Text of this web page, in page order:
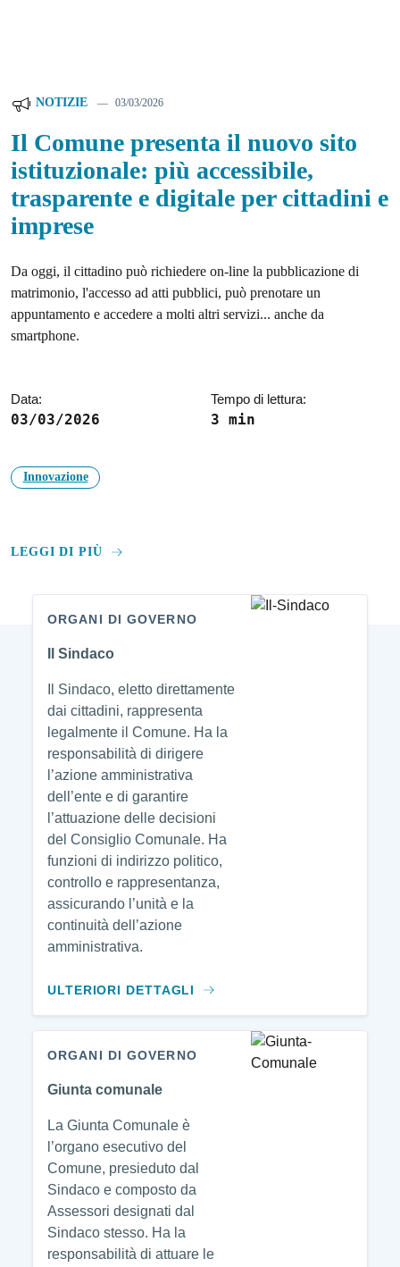
NOTIZIE 03/03/2026
Il Comune presenta il nuovo sito
istituzionale: più accessibile,
trasparente e digitale per cittadini e
imprese
Da oggi, il cittadino può richiedere on-line la pubblicazione di
matrimonio, l'accesso ad atti pubblici, può prenotare un
appuntamento e accedere a molti altri servizi... anche da
smartphone.
Data:
03/03/2026
Tempo di lettura:
3 min
Innovazione
LEGGI DI PIÙ
Amministrazione
ORGANI DI GOVERNO
Il Sindaco
Il Sindaco, eletto direttamente
dai cittadini, rappresenta
legalmente il Comune. Ha la
responsabilità di dirigere
l’azione amministrativa
dell’ente e di garantire
l’attuazione delle decisioni
del Consiglio Comunale. Ha
funzioni di indirizzo politico,
controllo e rappresentanza,
assicurando l’unità e la
continuità dell’azione
amministrativa.
ULTERIORI DETTAGLI
ORGANI DI GOVERNO
Giunta comunale
La Giunta Comunale è
l’organo esecutivo del
Comune, presieduto dal
Sindaco e composto da
Assessori designati dal
Sindaco stesso. Ha la
responsabilità di attuare le